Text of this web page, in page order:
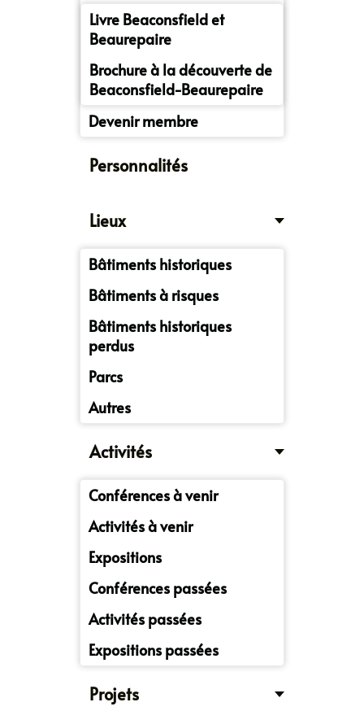
Livre Beaconsfield et
Beaurepaire
Brochure à la découverte de
Beaconsfield-Beaurepaire
Devenir membre
Personnalités
Lieux
Bâtiments historiques
Bâtiments à risques
Bâtiments historiques
perdus
Parcs
Autres
Activités
Conférences à venir
Activités à venir
Expositions
Conférences passées
Activités passées
Expositions passées
Projets